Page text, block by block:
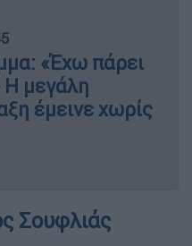
«Έχω πάρει
Η μεγάλη
έμεινε χωρίς
Σουφλιάς